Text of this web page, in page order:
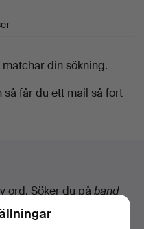
din sökning.
så får du ett mail så fort
ord. Söker du på band